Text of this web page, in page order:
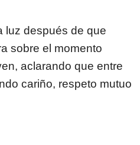
luz después de que
sobre el momento
aclarando que entre
cariño, respeto mutuo